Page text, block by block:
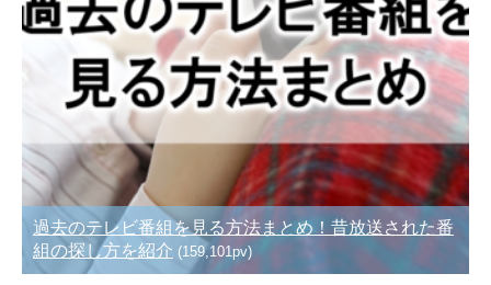
過去のテレビ番組を見る方法まとめ！昔放送された番
組の探し方を紹介 (159,101pv)